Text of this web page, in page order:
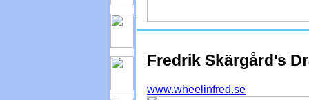
Fredrik Skärgård's
www.wheelinfred.se